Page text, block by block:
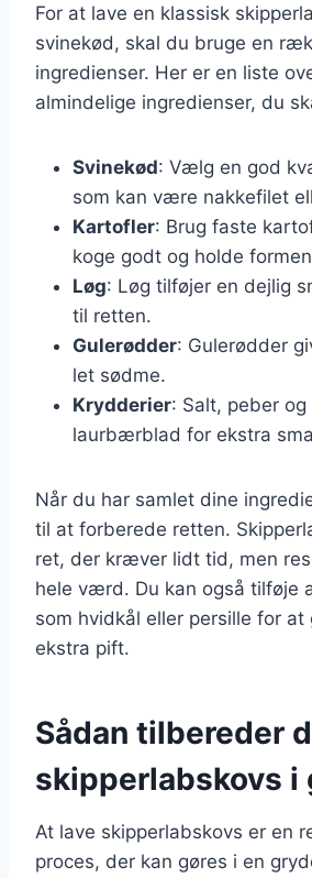
For at lave en klassisk
svinekød, skal du bruge en
ingredienser. Her er en liste
almindelige ingredienser, du
Svinekød: Vælg en god
som kan være nakkefilet
Kartofler: Brug faste
koge godt og holde
Løg: Løg tilføjer en dejlig
til retten.
Gulerødder: Gulerødder
let sødme.
Krydderier: Salt, peber og
laurbærblad for ekstra
Når du har samlet dine
til at forberede retten.
ret, der kræver lidt tid, men
hele værd. Du kan også tilføje
som hvidkål eller persille for
ekstra pift.
Sådan tilbereder
skipperlabskovs i
At lave skipperlabskovs er en
proces, der kan gøres i en